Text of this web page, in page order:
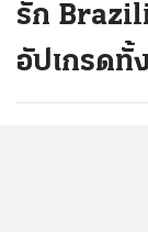
รัก
อัปเกรดทั้